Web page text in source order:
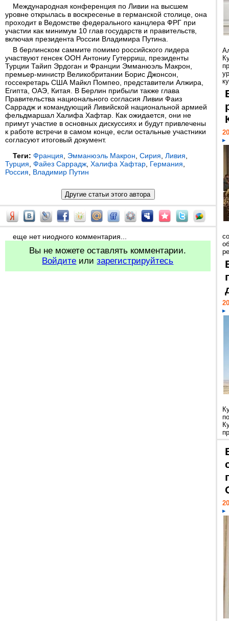
Международная конференция по Ливии на высшем
уровне открылась в воскресенье в германской столице, она
проходит в Ведомстве федерального канцлера ФРГ при
участии как минимум 10 глав государств и правительств,
включая президента России Владимира Путина.
В берлинском саммите помимо российского лидера
участвуют генсек ООН Антониу Гутерриш, президенты
Турции Тайип Эрдоган и Франции Эмманюэль Макрон,
премьер-министр Великобритании Борис Джонсон,
госсекретарь США Майкл Помпео, представители Алжира,
Египта, ОАЭ, Китая. В Берлин прибыли также глава
Правительства национального согласия Ливии Фаиз
Саррадж и командующий Ливийской национальной армией
фельдмаршал Халифа Хафтар. Как ожидается, они не
примут участие в основных дискуссиях и будут привлечены
к работе встречи в самом конце, если остальные участники
согласуют итоговый документ.
Теги: Франция Эмманюэль Макрон Сирия Ливия
Турция Файез Саррадж Халифа Хафтар Германия
Россия
Владимир Путин
еще нет ниодного комментария...
Вы не можете оставлять комментарии.
Войдите илизарегистрируйтесь